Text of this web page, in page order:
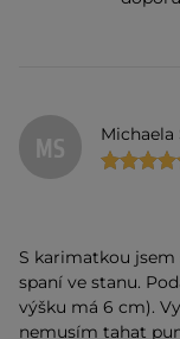
MS Michaela
S karimatkou jsem
spaní ve stanu.
výšku má 6 cm).
nemusím tahat